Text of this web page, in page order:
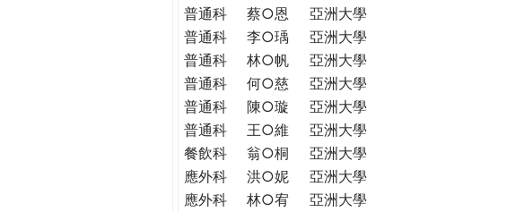
普通科
蔡○恩 亞洲大學
普通科
李○瑀 亞洲大學
普通科
林○帆 亞洲大學
普通科
何○慈 亞洲大學
普通科
陳○璇 亞洲大學
普通科
王○維 亞洲大學
餐飲科
翁○桐 亞洲大學
應外科
洪○妮 亞洲大學
應外科
林○宥 亞洲大學